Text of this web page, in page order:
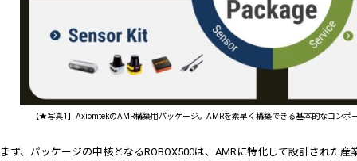
【★写真1】AxiomtekのAMR構築用パッケージ。AMRを素早く構築できる基本的なコンポ
まず、パッケージの中核となるROBOX500は、AMRに特化して設計された